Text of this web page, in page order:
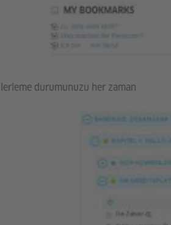
durumunuzu her zaman